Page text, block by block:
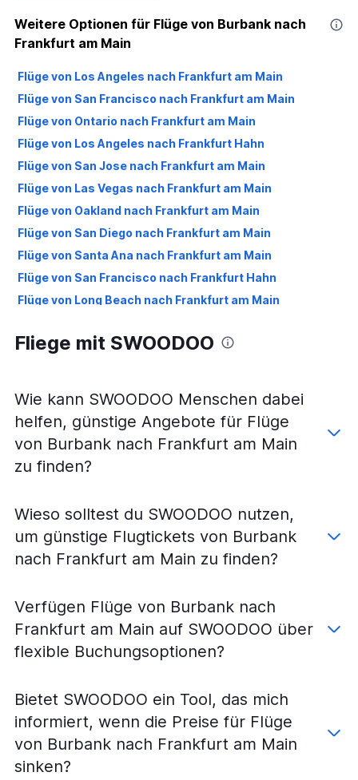
Weitere Optionen für Flüge von Burbank nach
Frankfurt am Main
Flüge von Los Angeles nach Frankfurt am Main
Flüge von San Francisco nach Frankfurt am Main
Flüge von Ontario nach Frankfurt am Main
Flüge von Los Angeles nach Frankfurt Hahn
Flüge von San Jose nach Frankfurt am Main
Flüge von Las Vegas nach Frankfurt am Main
Flüge von Oakland nach Frankfurt am Main
Flüge von San Diego nach Frankfurt am Main
Flüge von Santa Ana nach Frankfurt am Main
Flüge von San Francisco nach Frankfurt Hahn
Flüge von Long Beach nach Frankfurt am Main
Flüge von Fresno nach Frankfurt am Main
Flüge von Medford nach Frankfurt am Main
Fliege mit SWOODOO
Wie kann SWOODOO Menschen dabei
helfen, günstige Angebote für Flüge
von Burbank nach Frankfurt am Main
zu finden?
Wieso solltest du SWOODOO nutzen,
um günstige Flugtickets von Burbank
nach Frankfurt am Main zu finden?
Verfügen Flüge von Burbank nach
Frankfurt am Main auf SWOODOO über
flexible Buchungsoptionen?
Bietet SWOODOO ein Tool, das mich
informiert, wenn die Preise für Flüge
von Burbank nach Frankfurt am Main
sinken?